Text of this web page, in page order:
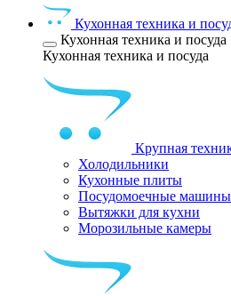
Кухонная техника и
Кухонная техника и посуда
Кухонная техника и посуда
Крупная
Холодильники
Кухонные плиты
Посудомоечные машины
Вытяжки для кухни
Морозильные камеры